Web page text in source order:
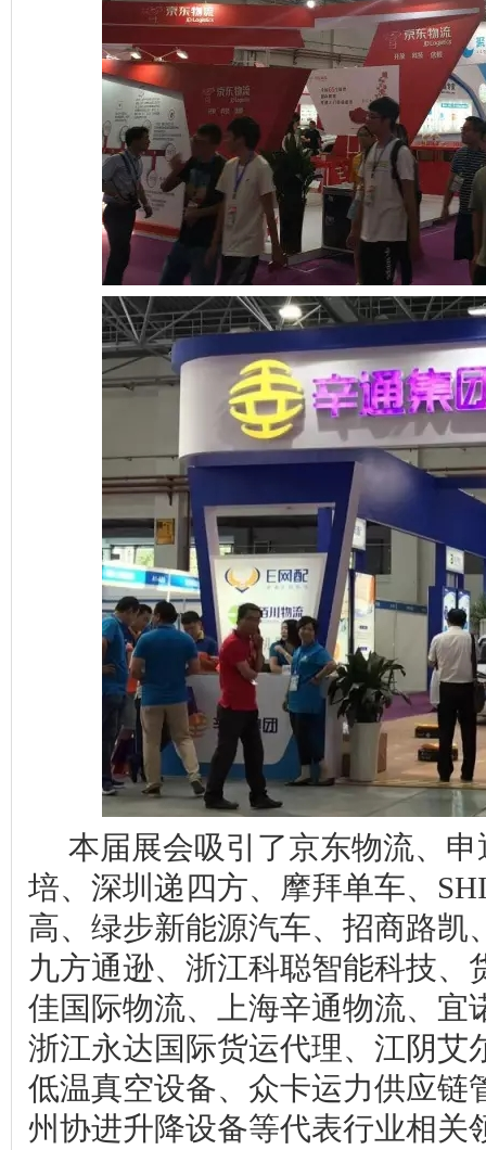
本届展会吸引了京东物流、
培、深圳递四方、摩拜单车、
高、绿步新能源汽车、招商路凯
九方通逊、浙江科聪智能科技、
佳国际物流、上海辛通物流、宜
浙江永达国际货运代理、江阴艾
低温真空设备、众卡运力供应链
州协进升降设备等代表行业相关